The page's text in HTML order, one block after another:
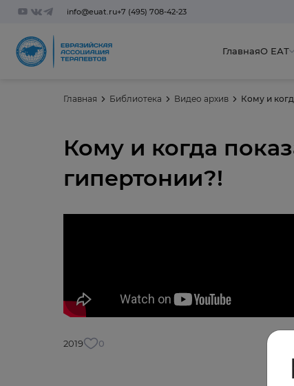
info@euat.ru+7 (495) 708-42-23
ГлавнаяО ЕАТ
Главная Библиотека Видео архив Кому и
Кому и когда
гипертонии?!
2019 0